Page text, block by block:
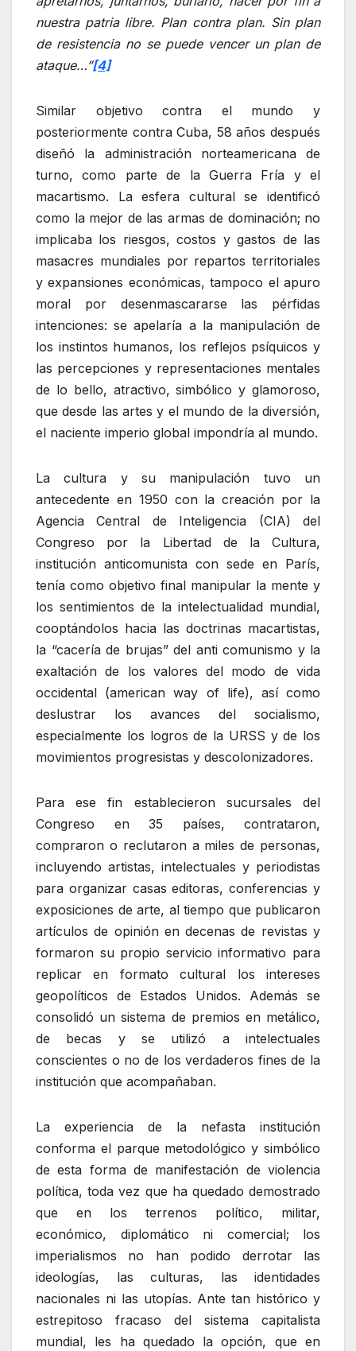
nuestra patria libre. Plan contra plan. Sin plan
de resistencia no se puede vencer un plan de
ataque…”[4]
Similar objetivo contra el mundo y
posteriormente contra Cuba, 58 años después
diseñó la administración norteamericana de
turno, como parte de la Guerra Fría y el
macartismo. La esfera cultural se identificó
como la mejor de las armas de dominación; no
implicaba los riesgos, costos y gastos de las
masacres mundiales por repartos territoriales
y expansiones económicas, tampoco el apuro
moral por desenmascararse las pérfidas
intenciones: se apelaría a la manipulación de
los instintos humanos, los reflejos psíquicos y
las percepciones y representaciones mentales
de lo bello, atractivo, simbólico y glamoroso,
que desde las artes y el mundo de la diversión,
el naciente imperio global impondría al mundo.
La cultura y su manipulación tuvo un
antecedente en 1950 con la creación por la
Agencia Central de Inteligencia (CIA) del
Congreso por la Libertad de la Cultura,
institución anticomunista con sede en París,
tenía como objetivo final manipular la mente y
los sentimientos de la intelectualidad mundial,
cooptándolos hacia las doctrinas macartistas,
la “cacería de brujas” del anti comunismo y la
exaltación de los valores del modo de vida
occidental (american way of life), así como
deslustrar los avances del socialismo,
especialmente los logros de la URSS y de los
movimientos progresistas y descolonizadores.
Para ese fin establecieron sucursales del
Congreso en 35 países, contrataron,
compraron o reclutaron a miles de personas,
incluyendo artistas, intelectuales y periodistas
para organizar casas editoras, conferencias y
exposiciones de arte, al tiempo que publicaron
artículos de opinión en decenas de revistas y
formaron su propio servicio informativo para
replicar en formato cultural los intereses
geopolíticos de Estados Unidos. Además se
consolidó un sistema de premios en metálico,
de becas y se utilizó a intelectuales
conscientes o no de los verdaderos fines de la
institución que acompañaban.
La experiencia de la nefasta institución
conforma el parque metodológico y simbólico
de esta forma de manifestación de violencia
política, toda vez que ha quedado demostrado
que en los terrenos político, militar,
económico, diplomático ni comercial; los
imperialismos no han podido derrotar las
ideologías, las culturas, las identidades
nacionales ni las utopías. Ante tan histórico y
estrepitoso fracaso del sistema capitalista
mundial, les ha quedado la opción, que en